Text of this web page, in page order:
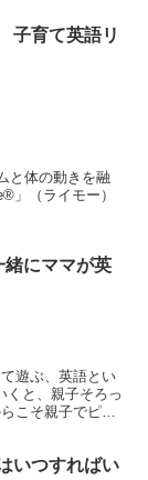
子育て英語リ
と体の動きを融
」（ライモー）
緒にママが英
遊ぶ、英語とい
くと、親子そろっ
こそ親子でピー
いつすればい